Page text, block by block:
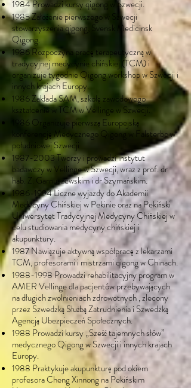
1984 Prowadzi kursy qigong w Szwecji.
1985 Założenie pierwszego w Szwecji
stowarzyszenia qigong, Svensk Medicinsk
Qigong.
1986 Rozpoczyna pracę terapeutyczną w
tradycyjnej medycynie chińskiej (TCM) i
organizuje tygodnie Qigong workshop w Szwecji i
innych krajach Europy.
1986 Zakłada SAM, szkołę zawodowego
kształcenie w TCM w Vellinge w Szwecji.
1986 Organizuje pierwszą Europejską
konferencję Medycznego Qigong w Falsterbo w
południowej Szwecji
1987-2003Tworzy i prowadzi instytut
badawczy w Vellinge w Szwecji, wraz z prof. dr
hab. Z. Garnuszewskim i dr Szymańskim.
1986-1994Liczne wyjazdy do Akademii
Medycyny Chińskiej w Pekinie oraz na Pekiński
Uniwersytet Tradycyjnej Medycyny Chińskiej w
celu studiowania medycyny chińskiej i
akupunktury.
1987 Nawiązuje aktywną współpracę z lekarzami
TCM, profesorami i mistrzami qigong w Chinach.
1988-1998 Prowadzi rehabilitacyjny program w
AMER Vellinge dla pacjentów przebywających
na długich zwolnieniach zdrowotnych , zlecony
przez Szwedzką Służbą Zatrudnienia i Szwedzką
Agencją Ubezpieczeń Społecznych.
1988 Prowadzi kursy „Sześć tajemnych słów”
medycznego Qigong w Szwecji i innych krajach
Europy.
1988 Praktykuje akupunkturę pod okiem
profesora Cheng Xinnong na Pekińskim